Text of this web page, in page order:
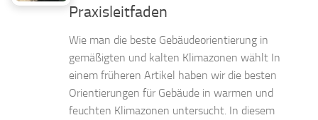
Praxisleitfaden
Wie man die beste Gebäudeorientierung in
gemäßigten und kalten Klimazonen wählt In
einem früheren Artikel haben wir die besten
Orientierungen für Gebäude in warmen und
feuchten Klimazonen untersucht. In diesem